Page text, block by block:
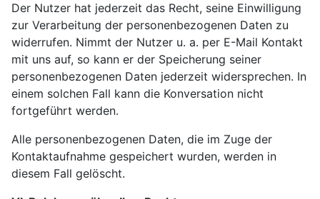
Der Nutzer hat jederzeit das Recht, seine Einwilligung
zur Verarbeitung der personenbezogenen Daten zu
widerrufen. Nimmt der Nutzer u. a. per E-Mail Kontakt
mit uns auf, so kann er der Speicherung seiner
personenbezogenen Daten jederzeit widersprechen. In
einem solchen Fall kann die Konversation nicht
fortgeführt werden.
Alle personenbezogenen Daten, die im Zuge der
Kontaktaufnahme gespeichert wurden, werden in
diesem Fall gelöscht.